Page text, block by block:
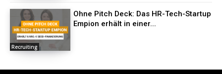
Recruiting
Ohne Pitch Deck: Das HR-Tech-Startup
Empion erhält in einer...